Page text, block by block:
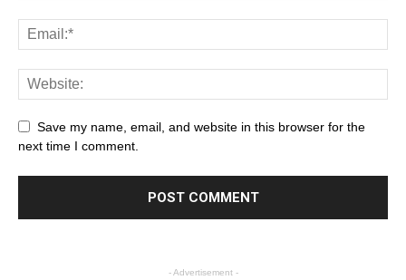
Save my name, email, and website in this browser for the
next time I comment.
- Advertisement -